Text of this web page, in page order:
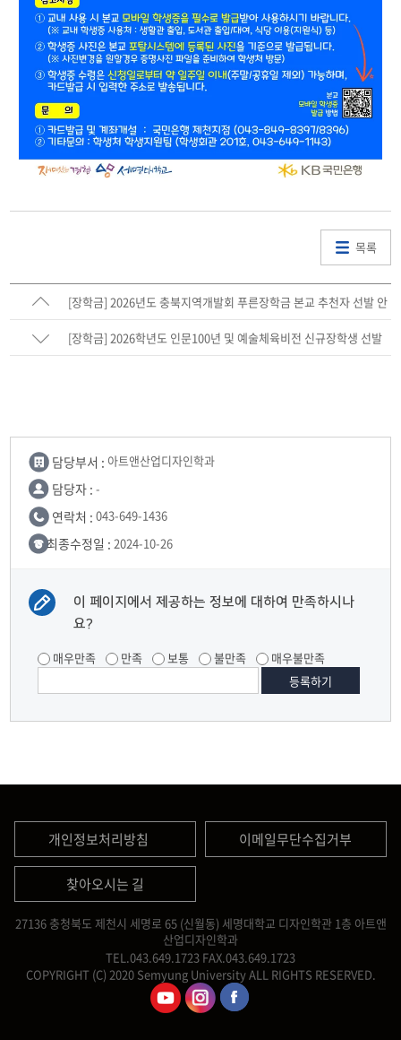
목록
[장학금] 2026년도 충북지역개발회 푸른장학금 본교 추천자 선발 안
내
[장학금] 2026학년도 인문100년 및 예술체육비전 신규장학생 선발
담당부서 : 아트앤산업디자인학과
담당자 : -
연락처 : 043-649-1436
최종수정일 : 2024-10-26
이 페이지에서 제공하는 정보에 대하여 만족하시나
요?
매우만족 만족 보통 불만족 매우불만족
개인정보처리방침 이메일무단수집거부
찾아오시는 길
27136 충청북도 제천시 세명로 65 (신월동) 세명대학교 디자인학관 1층 아트앤
산업디자인학과
TEL.043.649.1723 FAX.043.649.1723
COPYRIGHT (C) 2020 Semyung University ALL RIGHTS RESERVED.